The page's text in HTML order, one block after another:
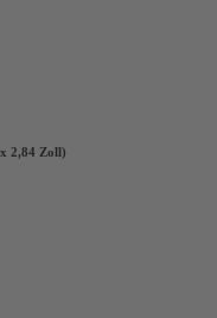
2,84 Zoll)